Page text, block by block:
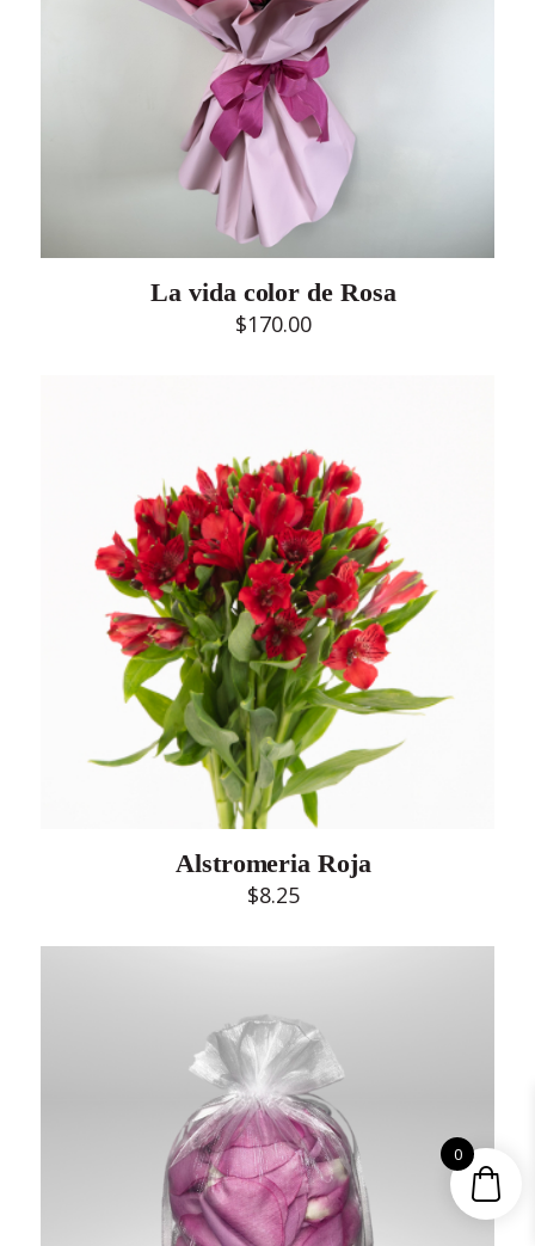
La vida color de Rosa
$170.00
Alstromeria Roja
$8.25
0